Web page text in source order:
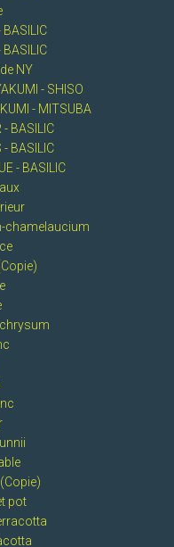
BASILIC
BASILIC
NY
- SHISO
- MITSUBA
- BASILIC
- BASILIC
- BASILIC
chamelaucium
pot